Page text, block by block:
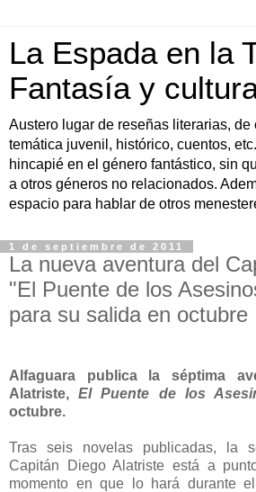
La Espada en la
Fantasía y
Austero lugar de reseñas literarias,
temática juvenil, histórico, cuentos,
hincapié en el género fantástico, sin
a otros géneros no relacionados.
espacio para hablar de otros
1 de septiembre de 2011
La nueva aventura del
"El Puente de los
para su salida en octubre
Alfaguara publica la séptima
Alatriste,El Puente de los
octubre.
Tras seis novelas publicadas, la
Capitán Diego Alatriste está a
momento en que lo hará durante